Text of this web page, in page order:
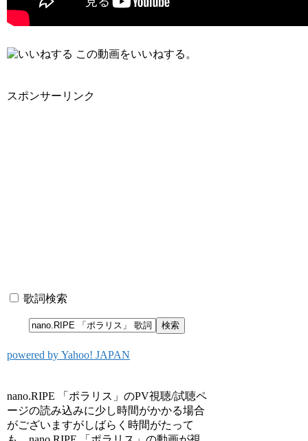
この動画をいいねする。
スポンサーリンク
歌詞検索
powered by Yahoo! JAPAN
nano.RIPE 「ポラリス」のPV視聴/試聴ペ
ージの読み込みに少し時間がかかる場合
がございますがしばらく時間がたって